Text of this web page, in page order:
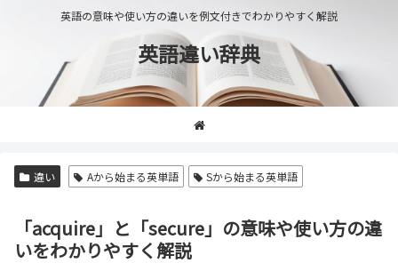
英語の意味や使い方の違いを例文付きでわかりやすく解説
英語違い辞典
違い Aから始まる英単語 Sから始まる英単語
「acquire」と「secure」の意味や使い方の違
いをわかりやすく解説